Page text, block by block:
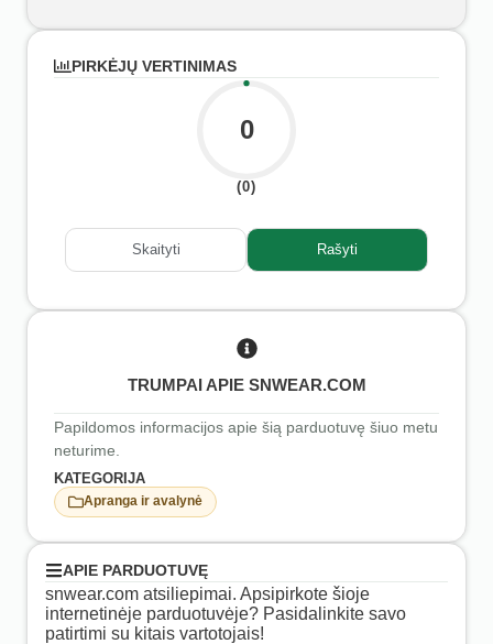
PIRKĖJŲ VERTINIMAS
0
(0)
Skaityti Rašyti
TRUMPAI APIE SNWEAR.COM
Papildomos informacijos apie šią parduotuvę šiuo metu
neturime.
KATEGORIJA
Apranga ir avalynė
APIE PARDUOTUVĘ
snwear.com atsiliepimai. Apsipirkote šioje
internetinėje parduotuvėje? Pasidalinkite savo
patirtimi su kitais vartotojais!